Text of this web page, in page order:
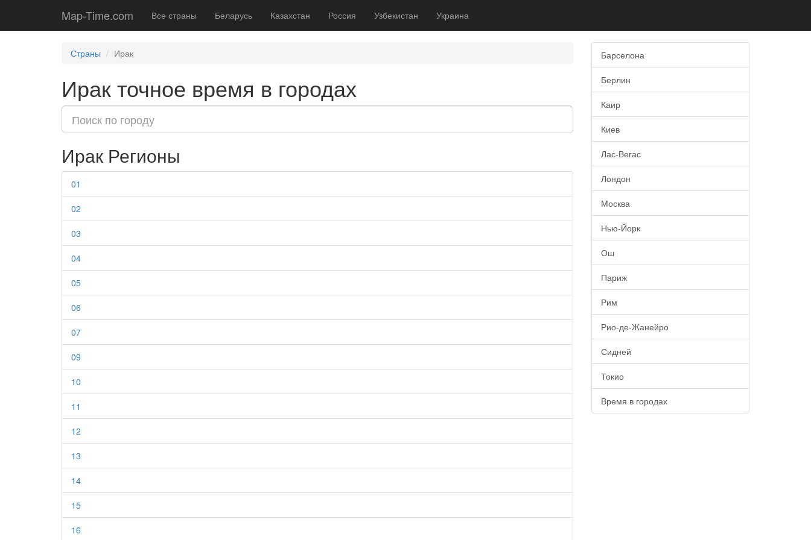
Map-Time.com Все страны Беларусь Казахстан Россия Узбекистан Украина
Страны Ирак
Ирак точное время в городах
Ирак Регионы
01
02
03
04
05
06
07
09
10
11
12
13
14
15
16
Барселона
Берлин
Каир
Киев
Лас-Вегас
Лондон
Москва
Нью-Йорк
Ош
Париж
Рим
Рио-де-Жанейро
Сидней
Токио
Время в городах